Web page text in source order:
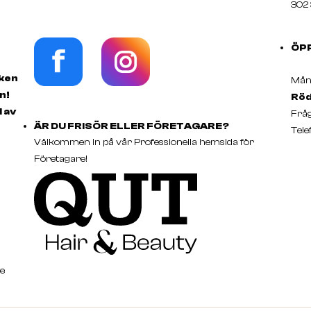
av
ÄR DU FRISÖR ELLER FÖRETAGARE?
Välkommen in på vår Professionella hemsida för
Företagare!
302